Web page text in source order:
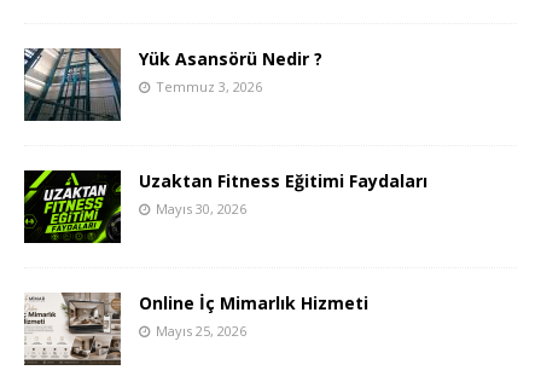
Yük Asansörü Nedir ?
Temmuz 3, 2026
Uzaktan Fitness Eğitimi Faydaları
Mayıs 30, 2026
Online İç Mimarlık Hizmeti
Mayıs 25, 2026